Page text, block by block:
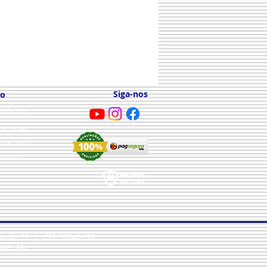
18 horas
2762
6711
Siga-nos
PE | CEP 50740-170
- ME